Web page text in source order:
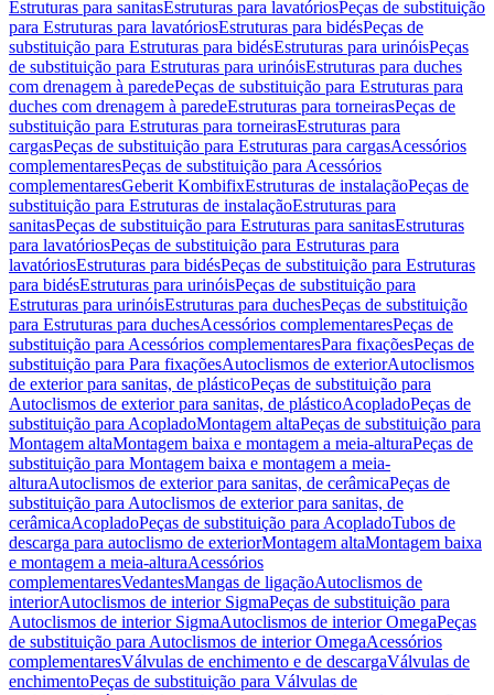
Estruturas para sanitasEstruturas para lavatóriosPeças de substituição
para Estruturas para lavatóriosEstruturas para bidésPeças de
substituição para Estruturas para bidésEstruturas para urinóisPeças
de substituição para Estruturas para urinóisEstruturas para duches
com drenagem à paredePeças de substituição para Estruturas para
duches com drenagem à paredeEstruturas para torneirasPeças de
substituição para Estruturas para torneirasEstruturas para
cargasPeças de substituição para Estruturas para cargasAcessórios
complementaresPeças de substituição para Acessórios
complementaresGeberit KombifixEstruturas de instalaçãoPeças de
substituição para Estruturas de instalaçãoEstruturas para
sanitasPeças de substituição para Estruturas para sanitasEstruturas
para lavatóriosPeças de substituição para Estruturas para
lavatóriosEstruturas para bidésPeças de substituição para Estruturas
para bidésEstruturas para urinóisPeças de substituição para
Estruturas para urinóisEstruturas para duchesPeças de substituição
para Estruturas para duchesAcessórios complementaresPeças de
substituição para Acessórios complementaresPara fixaçõesPeças de
substituição para Para fixaçõesAutoclismos de exteriorAutoclismos
de exterior para sanitas, de plásticoPeças de substituição para
Autoclismos de exterior para sanitas, de plásticoAcopladoPeças de
substituição para AcopladoMontagem altaPeças de substituição para
Montagem altaMontagem baixa e montagem a meia-alturaPeças de
substituição para Montagem baixa e montagem a meia-
alturaAutoclismos de exterior para sanitas, de cerâmicaPeças de
substituição para Autoclismos de exterior para sanitas, de
cerâmicaAcopladoPeças de substituição para AcopladoTubos de
descarga para autoclismo de exteriorMontagem altaMontagem baixa
e montagem a meia-alturaAcessórios
complementaresVedantesMangas de ligaçãoAutoclismos de
interiorAutoclismos de interior SigmaPeças de substituição para
Autoclismos de interior SigmaAutoclismos de interior OmegaPeças
de substituição para Autoclismos de interior OmegaAcessórios
complementaresVálvulas de enchimento e de descargaVálvulas de
enchimentoPeças de substituição para Válvulas de